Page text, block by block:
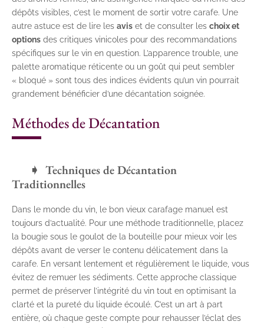
dépôts visibles, c’est le moment de sortir votre carafe. Une
autre astuce est de lire les avis et de consulter les choix et
options des critiques vinicoles pour des recommandations
spécifiques sur le vin en question. L’apparence trouble, une
palette aromatique réticente ou un goût qui peut sembler
« bloqué » sont tous des indices évidents qu’un vin pourrait
grandement bénéficier d’une décantation soignée.
Méthodes de Décantation
Techniques de Décantation
Traditionnelles
Dans le monde du vin, le bon vieux carafage manuel est
toujours d’actualité. Pour une méthode traditionnelle, placez
la bougie sous le goulot de la bouteille pour mieux voir les
dépôts avant de verser le contenu délicatement dans la
carafe. En versant lentement et régulièrement le liquide, vous
évitez de remuer les sédiments. Cette approche classique
permet de préserver l’intégrité du vin tout en optimisant la
clarté et la pureté du liquide écoulé. C’est un art à part
entière, où chaque geste compte pour rehausser l’éclat des